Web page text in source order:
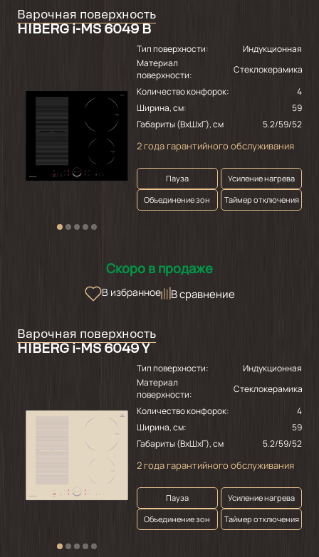
Варочная поверхность
HIBERG i-MS 6049 B
Тип поверхности:
Индукционная
Материал
поверхности:
Стеклокерамика
Количество конфорок:
4
Ширина, см:
59
Габариты (ВхШхГ), см
5.2/59/52
2 года гарантийного обслуживания
Пауза
Усиление нагрева
Объединение зон
Таймер отключения
Скоро в продаже
В избранное В сравнение
Варочная поверхность
HIBERG i-MS 6049 Y
Тип поверхности:
Индукционная
Материал
поверхности:
Стеклокерамика
Количество конфорок:
4
Ширина, см:
59
Габариты (ВхШхГ), см
5.2/59/52
2 года гарантийного обслуживания
Пауза
Усиление нагрева
Объединение зон
Таймер отключения